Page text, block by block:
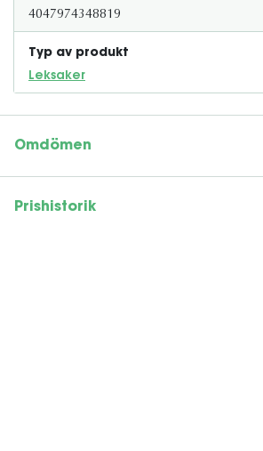
4047974348819
Typ av produkt
Leksaker
Omdömen
Prishistorik